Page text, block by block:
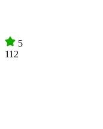
5
112